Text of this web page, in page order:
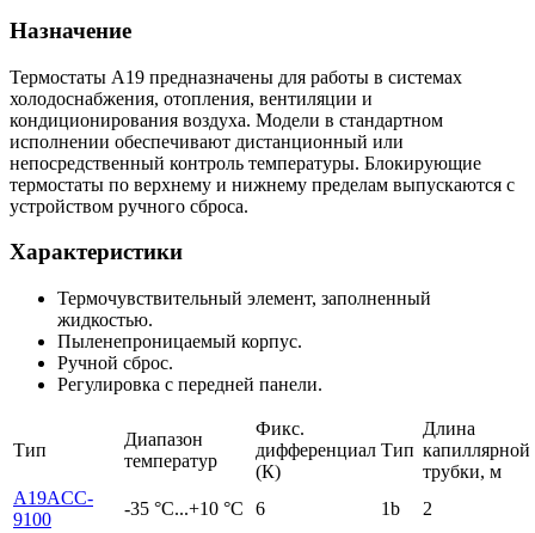
Назначение
Термостаты А19 предназначены для работы в системах
холодоснабжения, отопления, вентиляции и
кондиционирования воздуха. Модели в стандартном
исполнении обеспечивают дистанционный или
непосредственный контроль температуры. Блокирующие
термостаты по верхнему и нижнему пределам выпускаются с
устройством ручного сброса.
Характеристики
Термочувствительный элемент, заполненный
жидкостью.
Пыленепроницаемый корпус.
Ручной сброс.
Регулировка с передней панели.
Тип
Диапазон
температур
Фикс.
дифференциал
(К)
Тип
Длина
капиллярной
трубки, м
A19ACC-
9100
-35 °С...+10 °С 6 1b 2